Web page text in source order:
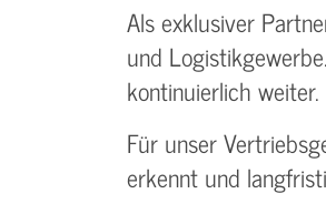
Als exklusiver
und
kontinuierlich weiter.
Für unser
erkennt und